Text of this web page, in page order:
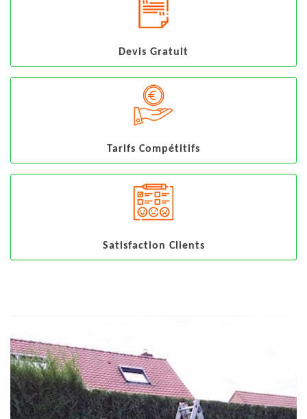
Devis Gratuit
Tarifs Compétitifs
Satisfaction Clients